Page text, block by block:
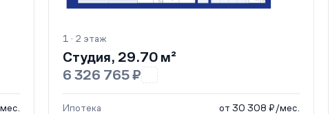
1 · 2 этаж
Студия, 29.70 м²
6 326 765 ₽
Ипотека от 30 308 ₽/мес.